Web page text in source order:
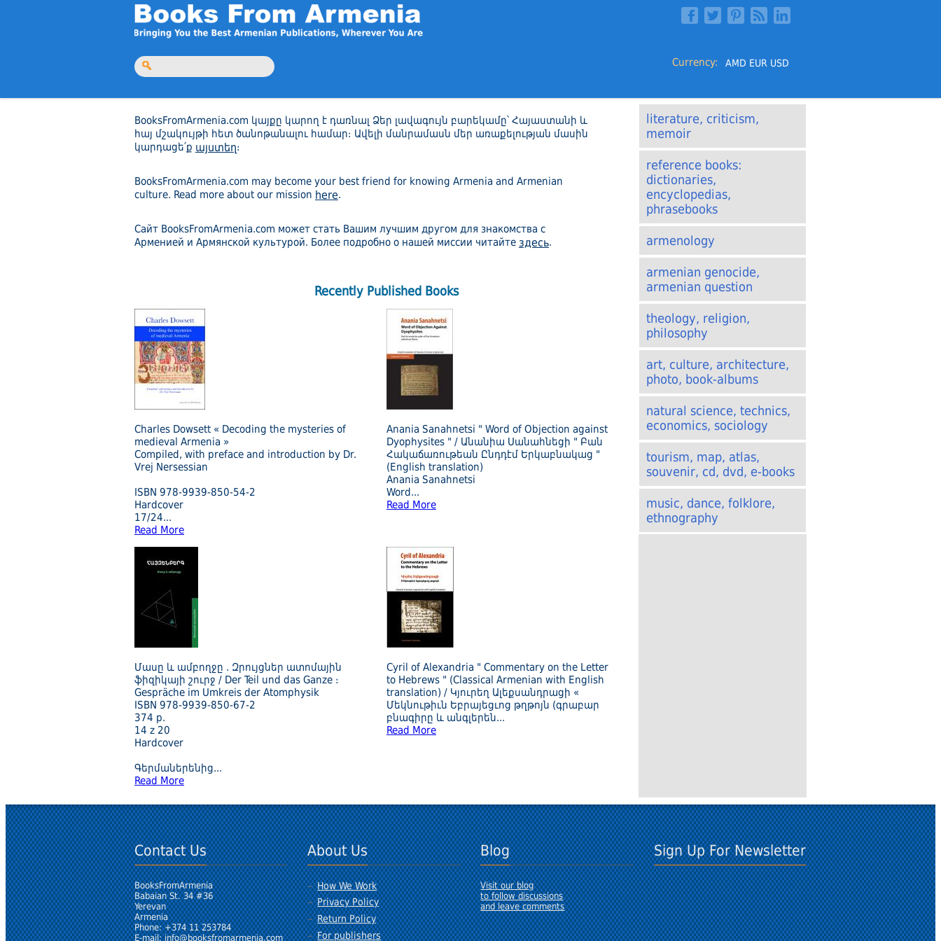
Currency: AMD EUR USD
BooksFromArmenia.com կայքը կարող է դառնալ Ձեր լավագույն բարեկամը՝ Հայաստանի և
հայ մշակույթի հետ ծանոթանալու համար։ Ավելի մանրամասն մեր առաքելության մասին
կարդացե՛ք այստեղ։
BooksFromArmenia.com may become your best friend for knowing Armenia and Armenian
culture. Read more about our mission here.
Сайт BooksFromArmenia.com может стать Вашим лучшим другом для знакомства с
Арменией и Армянской культурой. Более подробно о нашей миссии читайте здесь.
Recently Published Books
Charles Dowsett « Decoding the mysteries of
medieval Armenia »
Compiled, with preface and introduction by Dr.
Vrej Nersessian
ISBN 978-9939-850-54-2
Hardcover
17/24...
Read More
Anania Sanahnetsi " Word of Objection against
Dyophysites " / Անանիա Սանահնեցի " Բան
Հակաճառութեան Ընդդէմ Երկաբնակաց "
(English translation)
Anania Sanahnetsi
Word...
Read More
Մասը և ամբողջը . Զրույցներ ատոմային
ֆիզիկայի շուրջ / Der Teil und das Ganze ։
Gespräche im Umkreis der Atomphysik
ISBN 978-9939-850-67-2
374 p.
14 z 20
Hardcover
Գերմաներենից...
Read More
Cyril of Alexandria " Commentary on the Letter
to Hebrews " (Classical Armenian with English
translation) / Կյուրեղ Ալեքսանդրացի «
Մեկնութիւն Եբրայեցւոց թղթոյն (գրաբար
բնագիրը և անգլերեն...
Read More
literature, criticism,
memoir
reference books:
dictionaries,
encyclopedias,
phrasebooks
armenology
armenian genocide,
armenian question
theology, religion,
philosophy
art, culture, architecture,
photo, book-albums
natural science, technics,
economics, sociology
tourism, map, atlas,
souvenir, cd, dvd, e-books
music, dance, folklore,
ethnography
Contact Us
BooksFromArmenia
Babaian St. 34 #36
Yerevan
Armenia
Phone: +374 11 253784
E-mail:info@booksfromarmenia.com
About Us
How We Work
Privacy Policy
Return Policy
For publishers
Blog
Visit our blog
to follow discussions
and leave comments
Sign Up For Newsletter